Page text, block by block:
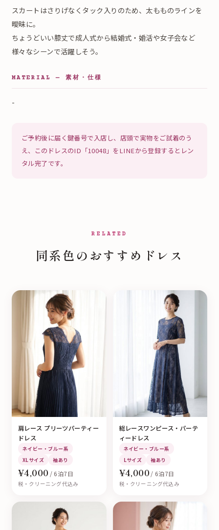
スカートはさりげなくタック入りのため、太もものラインを
曖昧に。
ちょうどいい膝丈で成人式から結婚式・婚活や女子会など
様々なシーンで活躍しそう。
MATERIAL — 素材・仕様
-
ご予約後に届く鍵番号で入店し、店頭で実物をご試着のう
え、このドレスのID「10048」をLINEから登録するとレン
タル完了です。
RELATED
同系色のおすすめドレス
肩レース プリーツパーティー
ドレス
ネイビー・ブルー系
XLサイズ
袖あり
¥4,000 / 6泊7日
税・クリーニング代込み
総レースワンピース・パーテ
ィードレス
ネイビー・ブルー系
Lサイズ
袖あり
¥4,000 / 6泊7日
税・クリーニング代込み